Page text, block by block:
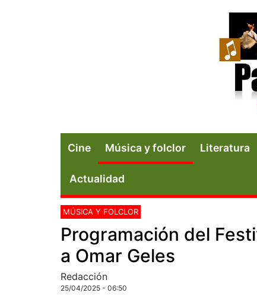
Cine Música y folclor Literatura
Actualidad
MÚSICA Y FOLCLOR
Programación del
a Omar Geles
Redacción
25/04/2025 - 06:50